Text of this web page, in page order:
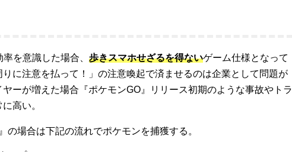
を意識した場合、 歩きスマホせざるを得ないゲーム仕様となって
に注意を払って！」の注意喚起で済ませるのは企業として問題が
ーが増えた場合『ポケモンGO』リリース初期のような事故やトラ
高い。
の場合は下記の流れでポケモンを捕獲する。